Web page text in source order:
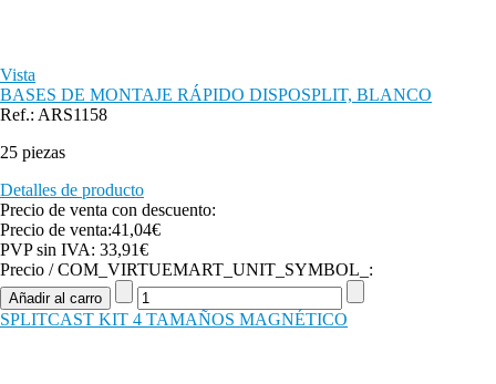
Vista
BASES DE MONTAJE RÁPIDO DISPOSPLIT, BLANCO
Ref.: ARS1158
25 piezas
Detalles de producto
Precio de venta con descuento:
Precio de venta:41,04€
PVP sin IVA: 33,91€
Precio / COM_VIRTUEMART_UNIT_SYMBOL_:
SPLITCAST KIT 4 TAMAÑOS MAGNÉTICO